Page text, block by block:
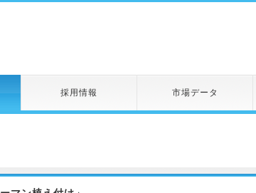
採用情報 市場データ